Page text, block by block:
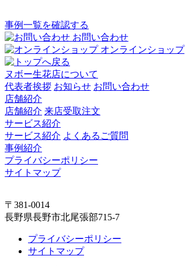
事例一覧を確認する
お問い合わせ
オンラインショップ
ヌボー生花店について
代表者挨拶 お知らせ お問い合わせ
店舗紹介
店舗紹介 来店受取注文
サービス紹介
サービス紹介 よくあるご質問
事例紹介
プライバシーポリシー
サイトマップ
〒381-0014
長野県長野市北尾張部715-7
プライバシーポリシー
サイトマップ